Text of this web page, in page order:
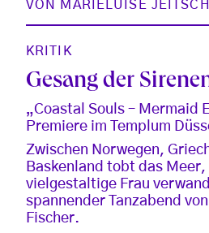
VON MARIELUISE
KRITIK
Gesang der
„Coastal Souls – Mermaid
Premiere im Templum
Zwischen Norwegen,
Baskenland tobt das Meer,
vielgestaltige Frau
spannender Tanzabend
Fischer.